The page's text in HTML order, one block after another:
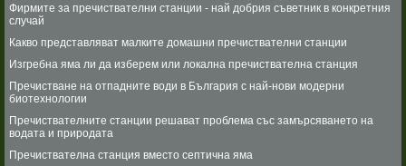
Фирмите за пречиствателни станции - най добрия съветник в конкретния
случай
Какво представляват малките домашни пречиствателни станции
Изгребна яма ли да изберем или локална пречиствателна станция
Пречистване на отпадните води в България с най-нови модерни
биотехнологии
Пречиствателните станции решават проблема със замърсяването на
водата и природата
Пречиствателна станция вместо септична яма